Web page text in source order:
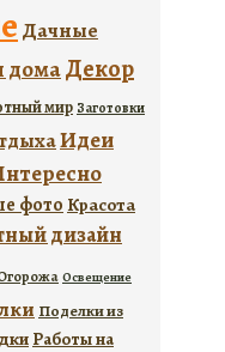
Дачные
домаДекор
мир Заготовки
Идеи
фотоКрасота
дизайн
Освещение
Поделки из
Работы на